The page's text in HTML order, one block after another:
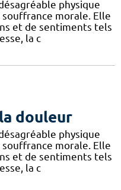
physique
morale. Elle
et de sentiments tels
la c
douleur
physique
morale. Elle
et de sentiments tels
la c